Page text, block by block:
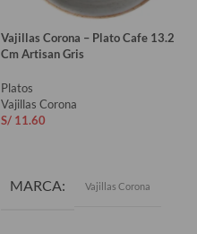
Vajillas Corona – Plato Cafe 13.2
Cm Artisan Gris
Platos
Vajillas Corona
S/ 11.60
MARCA Vajillas Corona